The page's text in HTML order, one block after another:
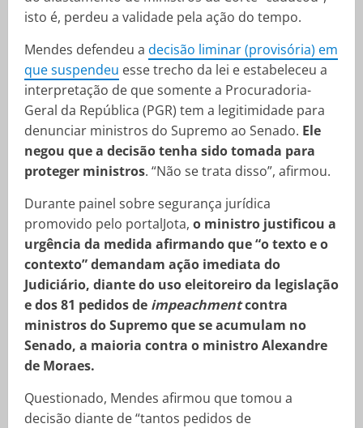
isto é, perdeu a validade pela ação do tempo.
Mendes defendeu a decisão liminar (provisória) em
que suspendeu esse trecho da lei e estabeleceu a
interpretação de que somente a Procuradoria-
Geral da República (PGR) tem a legitimidade para
denunciar ministros do Supremo ao Senado. Ele
negou que a decisão tenha sido tomada para
proteger ministros. “Não se trata disso”, afirmou.
Durante painel sobre segurança jurídica
promovido pelo portalJota, o ministro justificou a
urgência da medida afirmando que “o texto e o
contexto” demandam ação imediata do
Judiciário, diante do uso eleitoreiro da legislação
e dos 81 pedidos de impeachmentcontra
ministros do Supremo que se acumulam no
Senado, a maioria contra o ministro Alexandre
de Moraes.
Questionado, Mendes afirmou que tomou a
decisão diante de “tantos pedidos de